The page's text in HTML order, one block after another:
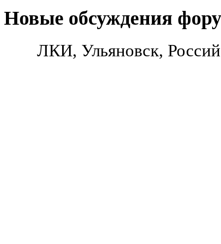
Новые обсуждения
ЛКИ, Ульяновск,